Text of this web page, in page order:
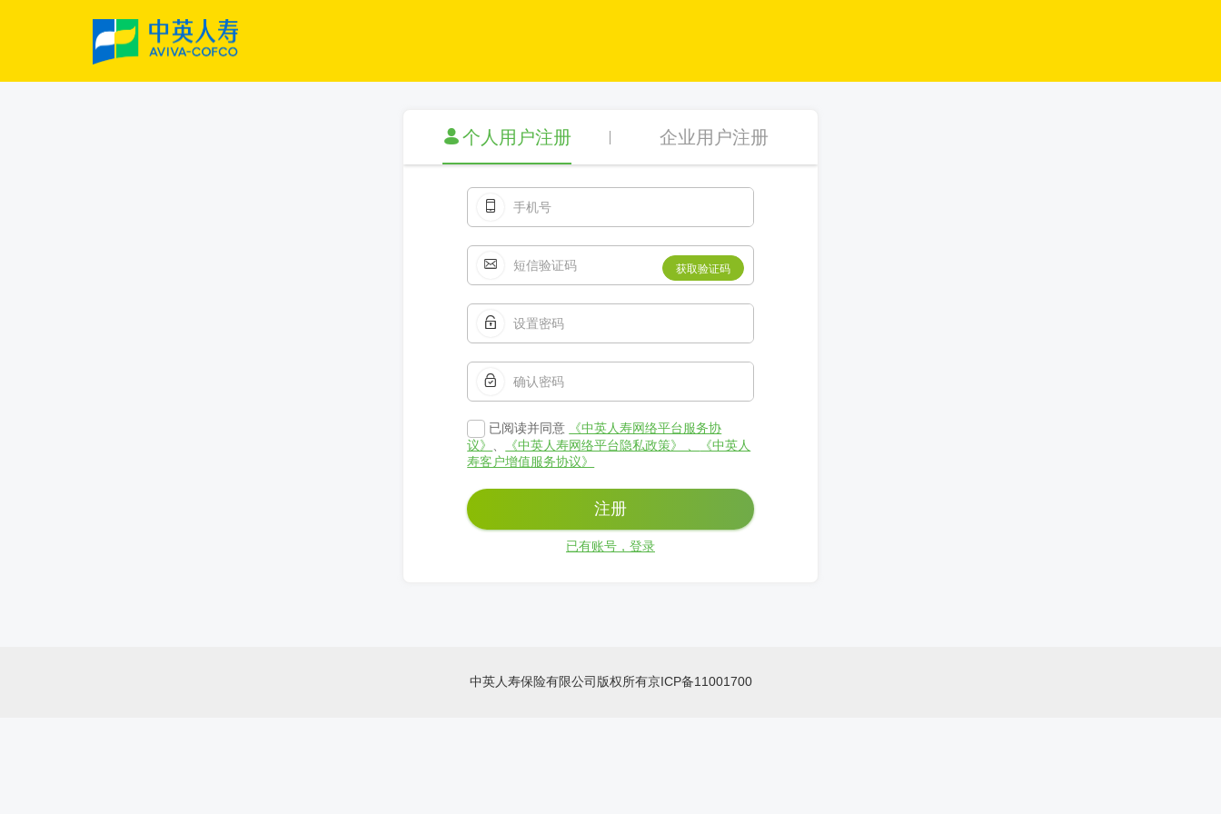
个人用户注册 企业用户注册
获取验证码
已阅读并同意
《中英人寿网络平台服务协
议》
《中英人寿网络平台隐私政策》 、
《中英人
寿客户增值服务协议》
注册
已有账号，登录
中英人寿保险有限公司版权所有京ICP备11001700